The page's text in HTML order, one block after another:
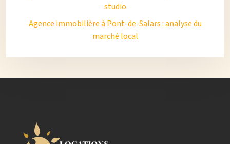
studio
Agence immobilière à Pont-de-Salars : analyse du
marché local